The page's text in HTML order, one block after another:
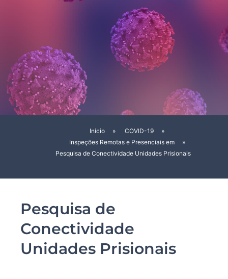
Início » COVID-19
»
Inspeções Remotas e Presenciais em
»
Pesquisa de Conectividade Unidades Prisionais
Pesquisa de
Conectividade
Unidades Prisionais